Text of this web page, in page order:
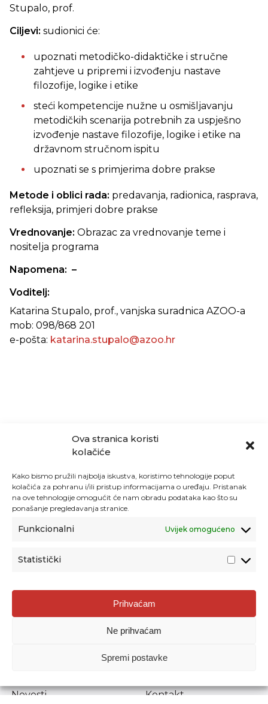
Ova stranica koristi
kolačiće
Kako bismo pružili najbolja iskustva, koristimo tehnologije poput
kolačića za pohranu i/ili pristup informacijama o uređaju. Pristanak
na ove tehnologije omogućit će nam obradu podataka kao što su
ponašanje pregledavanja stranice.
Funkcionalni Uvijek omogućeno
Statistički
Prihvaćam
Ne prihvaćam
Spremi postavke
Stupalo, prof.
Ciljevi: sudionici će:
upoznati metodičko-didaktičke i stručne
zahtjeve u pripremi i izvođenju nastave
filozofije, logike i etike
steći kompetencije nužne u osmišljavanju
metodičkih scenarija potrebnih za uspješno
izvođenje nastave filozofije, logike i etike na
državnom stručnom ispitu
upoznati se s primjerima dobre prakse
Metode i oblici rada: predavanja, radionica, rasprava,
refleksija, primjeri dobre prakse
Vrednovanje: Obrazac za vrednovanje teme i
nositelja programa
Napomena: –
Voditelj:
Katarina Stupalo, prof., vanjska suradnica AZOO-a
mob: 098/868 201
e-pošta: katarina.stupalo@azoo.hr
Agencija za odgoj i obrazovanje
Donje Svetice 38, 10000 Zagreb
1778129
Prenošenje sadržaja dopušteno je uz navođenje izvora.
Novosti Kontakt